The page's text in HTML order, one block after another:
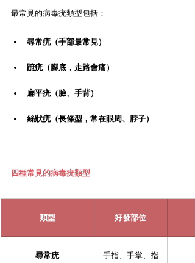
最常見的病毒疣類型包括：
尋常疣（手部最常見）
蹠疣（腳底，走路會痛）
扁平疣（臉、手背）
絲狀疣（長條型，常在眼周、脖子）
四種常見的病毒疣類型
類型 好發部位
尋常疣
手指、手掌、指